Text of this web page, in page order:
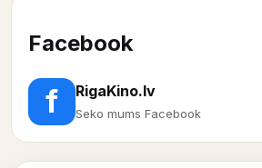
Facebook
f RigaKino.lv
Seko mums Facebook